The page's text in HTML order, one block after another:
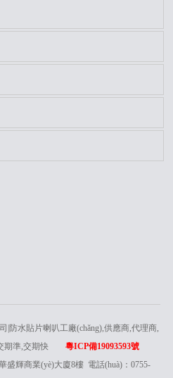
|防水貼片喇叭工廠(chǎng),供應商,代理商,
期準,交期快
粵ICP備19093593號
盛輝商業(yè)大廈8樓 電話(huà)：0755-